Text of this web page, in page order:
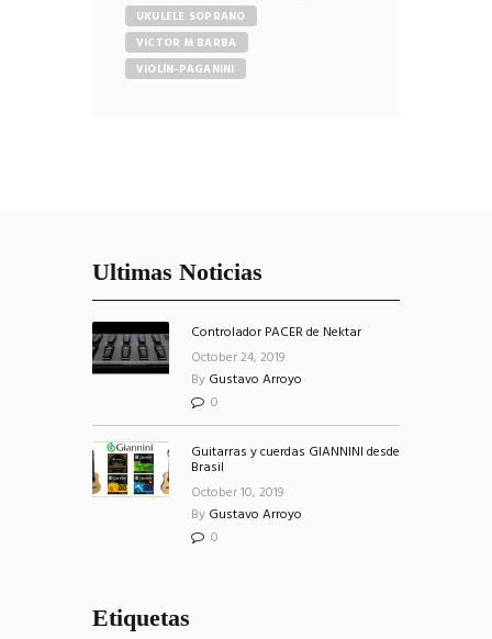
UKULELE SOPRANO
VICTOR M BARBA
VIOLÍN-PAGANINI
Ultimas Noticias
Controlador PACER de Nektar
October 24, 2019
By Gustavo Arroyo
0
Guitarras y cuerdas GIANNINI desde
Brasil
October 10, 2019
By Gustavo Arroyo
0
Etiquetas